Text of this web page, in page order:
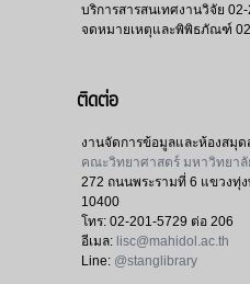
บริการสารสนเทศงานวิจัย 02-
จดหมายเหตุและพิพิธภัณฑ์
ติดต่อ
งานจัดการข้อมูลและห้องสมุ
คณะวิทยาศาสตร์ มหาวิทยา
272 ถนนพระรามที่ 6 แขวงทุ่
10400
โทร: 02-201-5729 ต่อ 206
อีเมล: lisc@mahidol.ac.th
Line: @stanglibrary